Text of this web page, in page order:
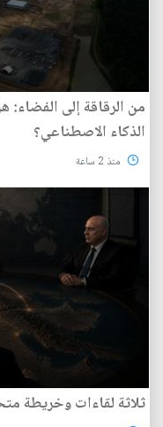
من الرقاقة إلى
الذكاء الاصطناعي؟
منذ 2 ساعة
ثلاثة لقاءات وخريطة